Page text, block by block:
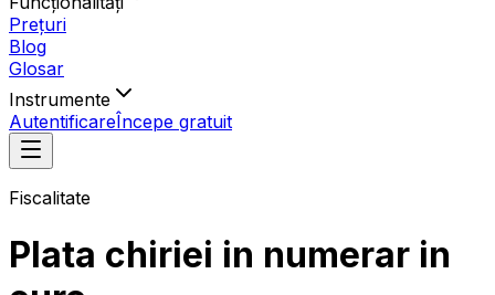
Prețuri
Blog
Glosar
Instrumente
AutentificareÎncepe gratuit
Fiscalitate
Plata chiriei in numerar in